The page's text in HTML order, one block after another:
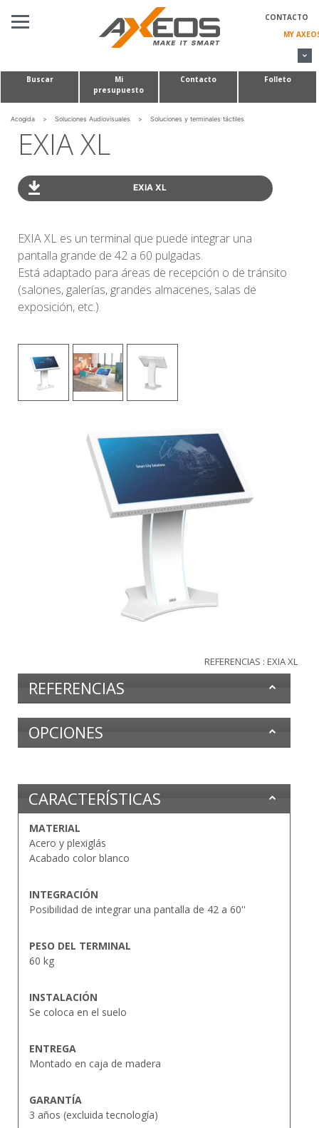
CONTACTO
MY
SOLUCIONES AUDIOVISUALES
PROYECTOS A MEDIDA
QUIÉNES SOMOS
Buscar
Mi
presupuesto
Contacto Folleto
Acogida > Soluciones Audiovisuales > Soluciones y terminales táctiles
EXIA XL
EXIA XL
EXIA XL es un terminal que puede integrar una
pantalla grande de 42 a 60 pulgadas.
Está adaptado para áreas de recepción o de tránsito
(salones, galerías, grandes almacenes, salas de
exposición, etc.).
REFERENCIAS : EXIA XL
REFERENCIAS
OPCIONES
CARACTERÍSTICAS
MATERIAL
Acero y plexiglás
Acabado color blanco
INTEGRACIÓN
Posibilidad de integrar una pantalla de 42 a 60''
PESO DEL TERMINAL
60 kg
INSTALACIÓN
Se coloca en el suelo
ENTREGA
Montado en caja de madera
GARANTÍA
3 años (excluida tecnología)